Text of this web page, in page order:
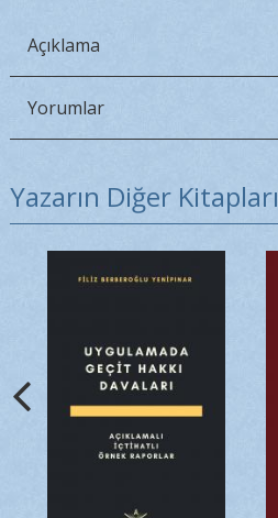
Açıklama
Yorumlar
Yazarın Diğer Kitapları